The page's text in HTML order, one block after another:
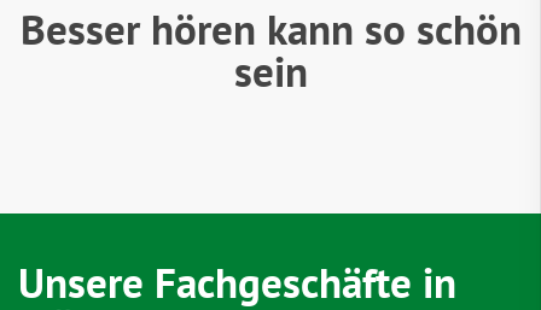
Besser hören kann so schön
sein
Unsere Fachgeschäfte in